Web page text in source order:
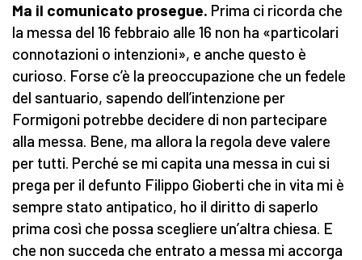
Ma il comunicato prosegue. Prima ci ricorda che
la messa del 16 febbraio alle 16 non ha «particolari
connotazioni o intenzioni», e anche questo è
curioso. Forse c’è la preoccupazione che un fedele
del santuario, sapendo dell’intenzione per
Formigoni potrebbe decidere di non partecipare
alla messa. Bene, ma allora la regola deve valere
per tutti. Perché se mi capita una messa in cui si
prega per il defunto Filippo Gioberti che in vita mi è
sempre stato antipatico, ho il diritto di saperlo
prima così che possa scegliere un’altra chiesa. E
che non succeda che entrato a messa mi accorga